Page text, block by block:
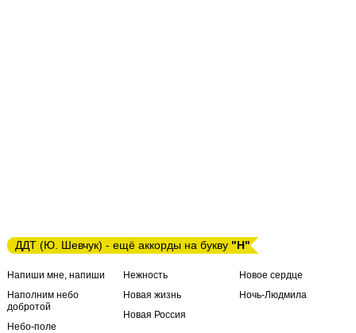
ДДТ (Ю. Шевчук) - ещё аккорды на букву "Н"
Напиши мне, напиши
Наполним небо
добротой
Небо-поле
Нежность
Новая жизнь
Новая Россия
Новое сердце
Ночь-Людмила